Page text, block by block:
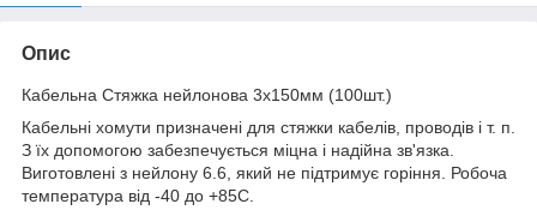
Опис
Кабельна Стяжка нейлонова 3х150мм (100шт.)
Кабельні хомути призначені для стяжки кабелів, проводів і т. п.
З їх допомогою забезпечується міцна і надійна зв'язка.
Виготовлені з нейлону 6.6, який не підтримує горіння. Робоча
температура від -40 до +85С.